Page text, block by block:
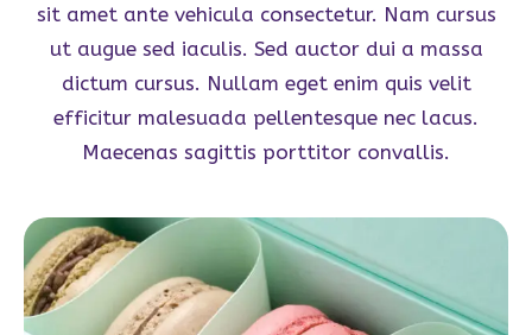
sit amet ante vehicula consectetur. Nam cursus
ut augue sed iaculis. Sed auctor dui a massa
dictum cursus. Nullam eget enim quis velit
efficitur malesuada pellentesque nec lacus.
Maecenas sagittis porttitor convallis.